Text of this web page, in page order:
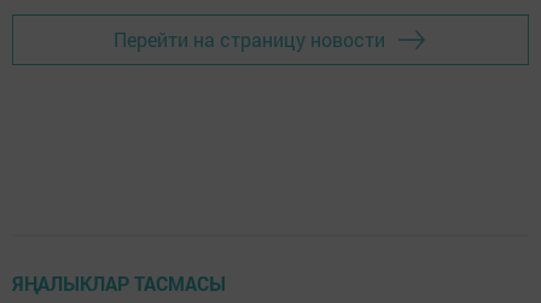
Перейти на страницу новости
ЯҢАЛЫКЛАР ТАСМАСЫ